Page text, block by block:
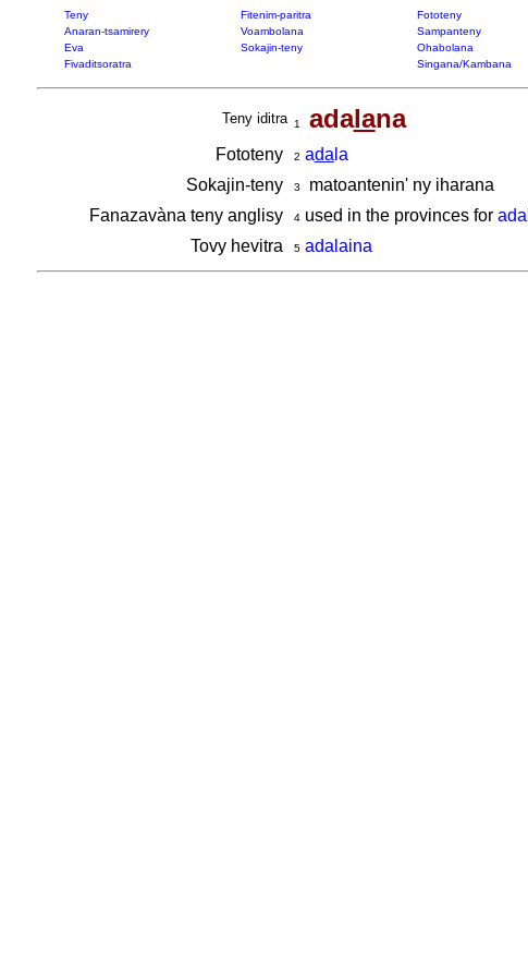
Teny Fitenim-paritra Fototeny
Anaran-tsamirery
Voambolana Sampanteny
Eva
Sokajin-teny Ohabolana
Fivaditsoratra
Singana/Kambana
Teny iditra 1 adalana
Fototeny 2 ada la
Sokajin-teny
3
matoantenin' ny iharana
Fanazavàna teny anglisy
4used in the provinces for
Tovy hevitra 5 adalaina